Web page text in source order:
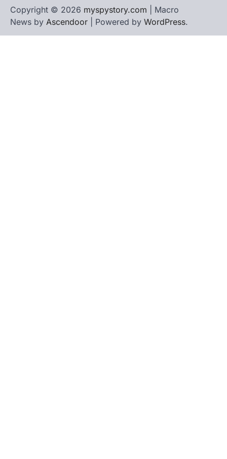
Copyright © 2026 myspystory.com | Macro
News by Ascendoor | Powered by WordPress.